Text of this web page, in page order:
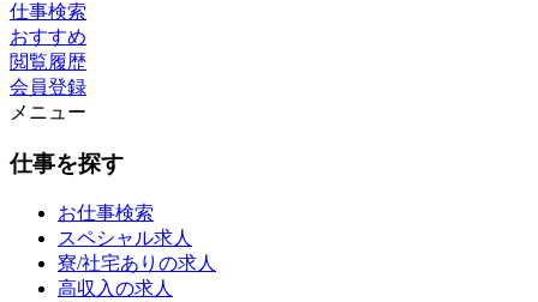
仕事検索
おすすめ
閲覧履歴
会員登録
メニュー
仕事を探す
お仕事検索
スペシャル求人
寮/社宅ありの求人
高収入の求人